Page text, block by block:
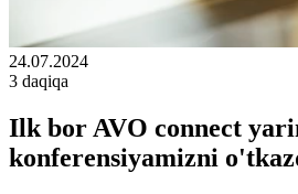
24.07.2024
3 daqiqa
Ilk bor AVO connect
konferensiyamizni